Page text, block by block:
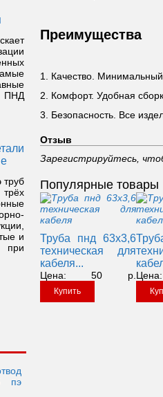
ПНД
труб
и
при
Преимущества
1. Качество.
2. Комфорт. Удобная
3. Безопасность. Все
Отзыв
Зарегистрируйтесь,
Популярные товары
Труба пнд 63х3,6
техническая для
кабеля...
Цена: 50 р.
Купить
Цена: